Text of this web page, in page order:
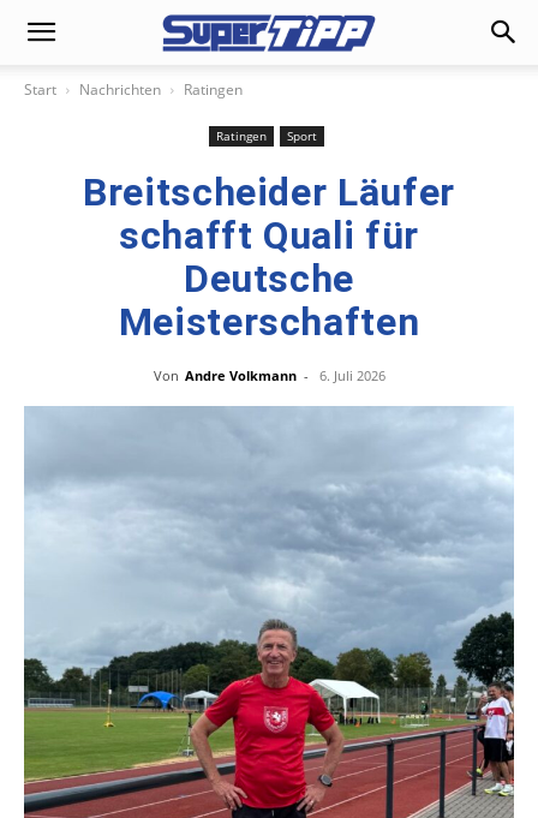
Start Nachrichten Ratingen
Ratingen Sport
Breitscheider Läufer
schafft Quali für
Deutsche
Meisterschaften
Von Andre Volkmann - 6. Juli 2026